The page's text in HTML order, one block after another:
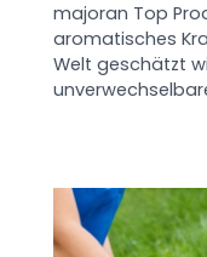
majoran Top
aromatisches
Welt geschätzt